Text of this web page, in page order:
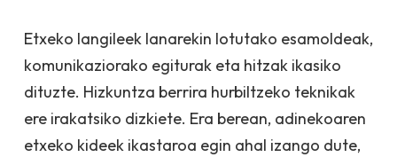
Etxeko langileek lanarekin lotutako esamoldeak,
komunikaziorako egiturak eta hitzak ikasiko
dituzte. Hizkuntza berrira hurbiltzeko teknikak
ere irakatsiko dizkiete. Era berean, adinekoaren
etxeko kideek ikastaroa egin ahal izango dute,